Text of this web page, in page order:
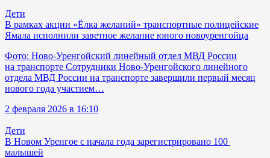
Дети
В рамках акции «Ёлка желаний» транспортные полицейские
Ямала исполнили заветное желание юного новоуренгойца
Фото: Ново-Уренгойский линейный отдел МВД России
на транспорте Сотрудники Ново-Уренгойского линейного
отдела МВД России на транспорте завершили первый месяц
нового года участием…
2 февраля 2026 в 16:10
Дети
В Новом Уренгое с начала года зарегистрировано 100
малышей